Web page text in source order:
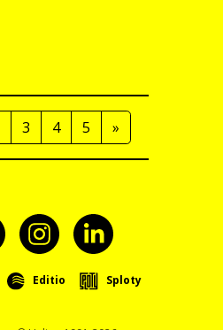
3 4 5 »
Editio Sploty